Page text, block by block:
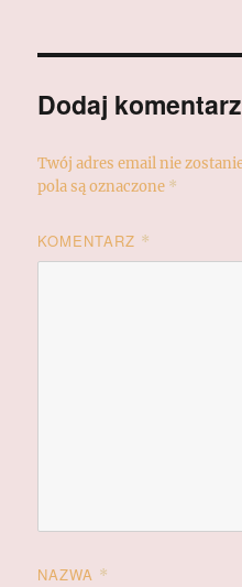
Dodaj komentarz
Twój adres email nie
pola są oznaczone *
KOMENTARZ *
NAZWA *